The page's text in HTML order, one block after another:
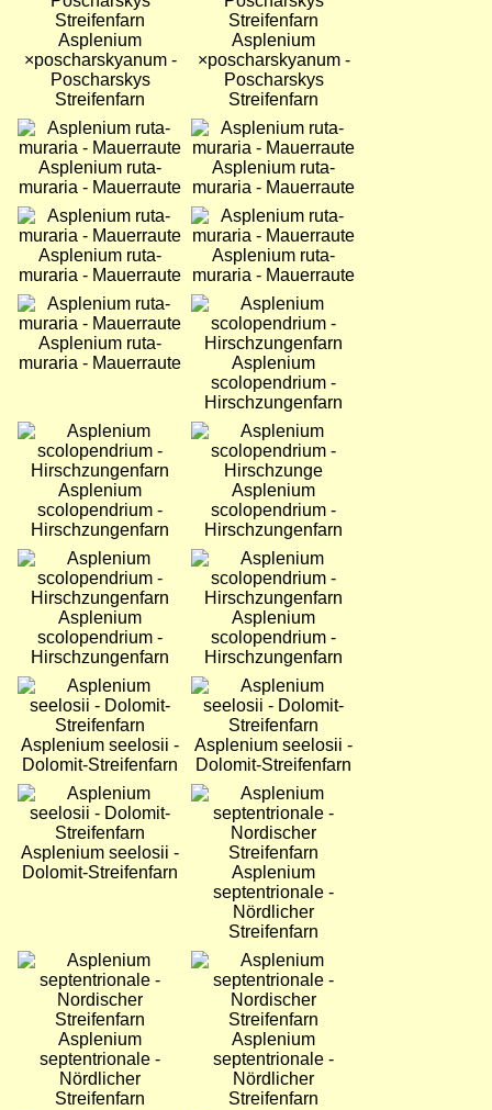
Asplenium
×poscharskyanum -
Poscharskys
Streifenfarn
Asplenium
×poscharskyanum -
Poscharskys
Streifenfarn
Bild
Asplenium ruta-
muraria - Mauerraute
Bild
Asplenium ruta-
muraria - Mauerraute
Bild
Asplenium ruta-
muraria - Mauerraute
Bild
Asplenium ruta-
muraria - Mauerraute
Bild
Asplenium ruta-
muraria - Mauerraute
Bild
Asplenium
scolopendrium -
Hirschzungenfarn
Bild
Asplenium
scolopendrium -
Hirschzungenfarn
Bild
Asplenium
scolopendrium -
Hirschzungenfarn
Bild
Asplenium
scolopendrium -
Hirschzungenfarn
Bild
Asplenium
scolopendrium -
Hirschzungenfarn
Bild
Asplenium seelosii -
Dolomit-Streifenfarn
Bild
Asplenium seelosii -
Dolomit-Streifenfarn
Bild
Asplenium seelosii -
Dolomit-Streifenfarn
Bild
Asplenium
septentrionale -
Nördlicher
Streifenfarn
Bild
Asplenium
septentrionale -
Nördlicher
Streifenfarn
Bild
Asplenium
septentrionale -
Nördlicher
Streifenfarn